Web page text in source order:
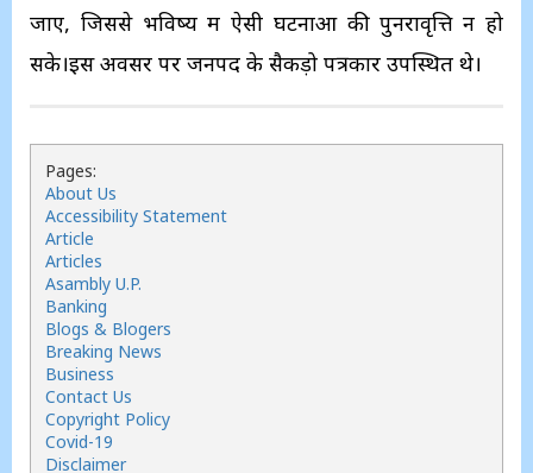
जाए, जिससे भविष्य में ऐसी घटनाओं की पुनरावृत्ति न हो
सके।इस अवसर पर जनपद के सैकड़ो पत्रकार उपस्थित थे।
Pages:
About Us
Accessibility Statement
Article
Articles
Asambly U.P.
Banking
Blogs & Blogers
Breaking News
Business
Contact Us
Copyright Policy
Covid-19
Disclaimer